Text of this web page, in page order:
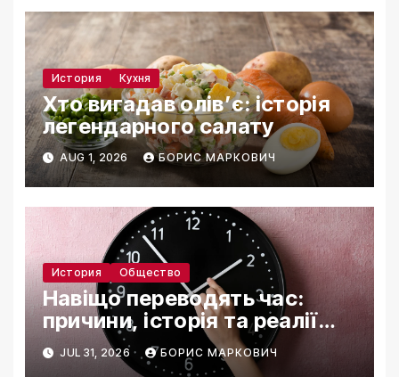
История Кухня
Хто вигадав олів’є: історія
легендарного салату
AUG 1, 2026 БОРИС МАРКОВИЧ
История Общество
Навіщо переводять час:
причини, історія та реалії
2026
JUL 31, 2026 БОРИС МАРКОВИЧ